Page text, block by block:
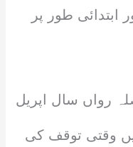
ابتدائی طور پر
رواں سال اپریل
وقتی توقف کی